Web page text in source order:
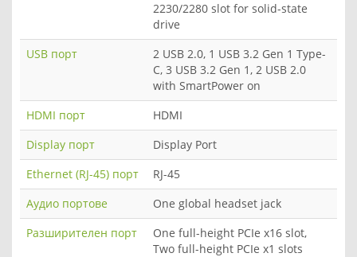
2230/2280 slot for solid-state
drive
USB порт
2 USB 2.0, 1 USB 3.2 Gen 1 Type-
C, 3 USB 3.2 Gen 1, 2 USB 2.0
with SmartPower on
HDMI порт
HDMI
Display порт
Display Port
Ethernet (RJ-45) порт
RJ-45
Аудио портове
One global headset jack
Разширителен порт
One full-height PCIe x16 slot,
Two full-height PCIe x1 slots